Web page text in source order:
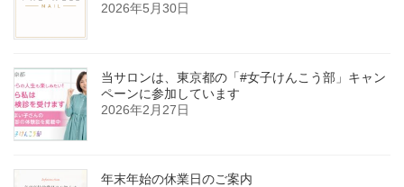
2026年5月30日
当サロンは、東京都の「#女子けんこう部」キャン
ペーンに参加しています
2026年2月27日
年末年始の休業日のご案内